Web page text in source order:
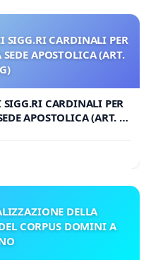
SIGG.RI CARDINALI PER
APOSTOLICA (ART.
CARDINALI PER
APOSTOLICA (ART. 3
DELLA
CORPUS DOMINI A